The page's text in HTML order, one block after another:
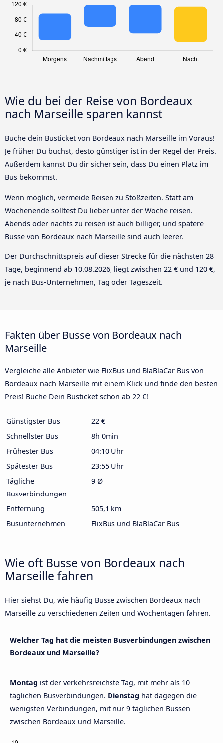
Wie du bei der Reise von Bordeaux
nach Marseille sparen kannst
Buche dein Busticket von Bordeaux nach Marseille im Voraus!
Je früher Du buchst, desto günstiger ist in der Regel der Preis.
Außerdem kannst Du dir sicher sein, dass Du einen Platz im
Bus bekommst.
Wenn möglich, vermeide Reisen zu Stoßzeiten. Statt am
Wochenende solltest Du lieber unter der Woche reisen.
Abends oder nachts zu reisen ist auch billiger, und spätere
Busse von Bordeaux nach Marseille sind auch leerer.
Der Durchschnittspreis auf dieser Strecke für die nächsten 28
Tage, beginnend ab 10.08.2026, liegt zwischen 22 € und 120 €,
je nach Bus-Unternehmen, Tag oder Tageszeit.
Fakten über Busse von Bordeaux nach
Marseille
Vergleiche alle Anbieter wie FlixBus und BlaBlaCar Bus von
Bordeaux nach Marseille mit einem Klick und finde den besten
Preis! Buche Dein Busticket schon ab 22 €!
Günstigster Bus
22 €
Schnellster Bus
8h 0min
Frühester Bus
04:10 Uhr
Spätester Bus
23:55 Uhr
Tägliche
Busverbindungen
9 Ø
Entfernung
505,1 km
Busunternehmen
FlixBus und BlaBlaCar Bus
Wie oft Busse von Bordeaux nach
Marseille fahren
Hier siehst Du, wie häufig Busse zwischen Bordeaux nach
Marseille zu verschiedenen Zeiten und Wochentagen fahren.
Welcher Tag hat die meisten Busverbindungen zwischen
Bordeaux und Marseille?
Montag ist der verkehrsreichste Tag, mit mehr als 10
täglichen Busverbindungen. Dienstag hat dagegen die
wenigsten Verbindungen, mit nur 9 täglichen Bussen
zwischen Bordeaux und Marseille.